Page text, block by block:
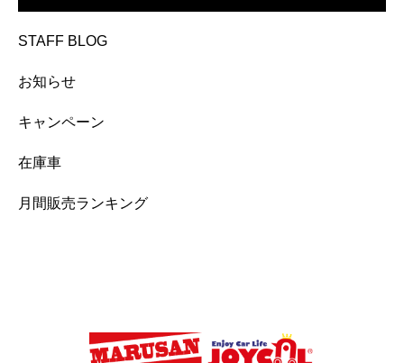
STAFF BLOG
お知らせ
キャンペーン
在庫車
月間販売ランキング